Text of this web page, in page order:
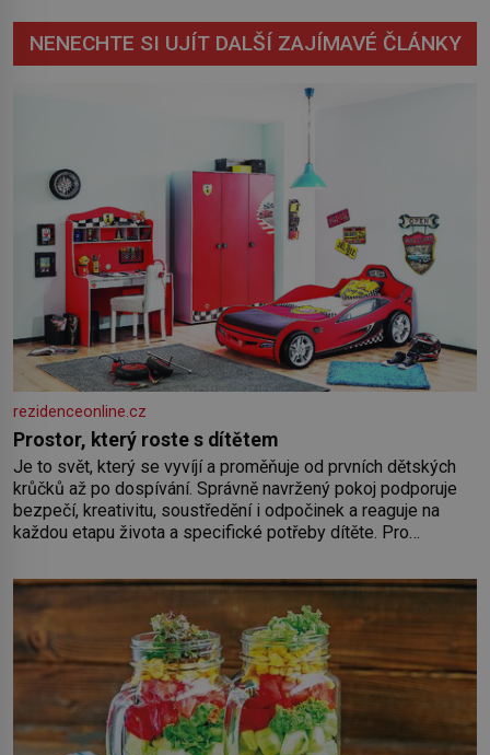
NENECHTE SI UJÍT DALŠÍ ZAJÍMAVÉ ČLÁNKY
rezidenceonline.cz
Prostor, který roste s dítětem
Je to svět, který se vyvíjí a proměňuje od prvních dětských
krůčků až po dospívání. Správně navržený pokoj podporuje
bezpečí, kreativitu, soustředění i odpočinek a reaguje na
každou etapu života a specifické potřeby dítěte. Pro
by pokoj miminka měl působit především klidně a útulně.